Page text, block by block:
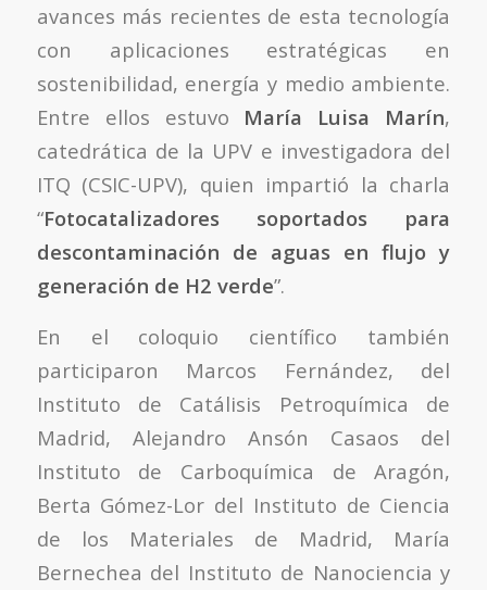
avances más recientes de esta tecnología
con aplicaciones estratégicas en
sostenibilidad, energía y medio ambiente.
Entre ellos estuvo María Luisa Marín,
catedrática de la UPV e investigadora del
ITQ (CSIC-UPV), quien impartió la charla
“Fotocatalizadores soportados para
descontaminación de aguas en flujo y
generación de H2 verde”.
En el coloquio científico también
participaron Marcos Fernández, del
Instituto de Catálisis Petroquímica de
Madrid, Alejandro Ansón Casaos del
Instituto de Carboquímica de Aragón,
Berta Gómez-Lor del Instituto de Ciencia
de los Materiales de Madrid, María
Bernechea del Instituto de Nanociencia y